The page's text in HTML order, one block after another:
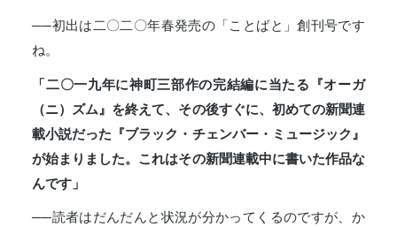
──初出は二〇二〇年春発売の「ことばと」創刊号です
ね。
「二〇一九年に神町三部作の完結編に当たる『オーガ
（ニ）ズム』を終えて、その後すぐに、初めての新聞連
載小説だった『ブラック・チェンバー・ミュージック』
が始まりました。これはその新聞連載中に書いた作品な
んです」
──読者はだんだんと状況が分かってくるのですが、か